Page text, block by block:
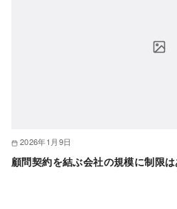
2026年1月9日
顧問契約を結ぶ会社の規模に制限